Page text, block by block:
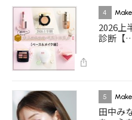
4
2026上
診断【
5
田中み